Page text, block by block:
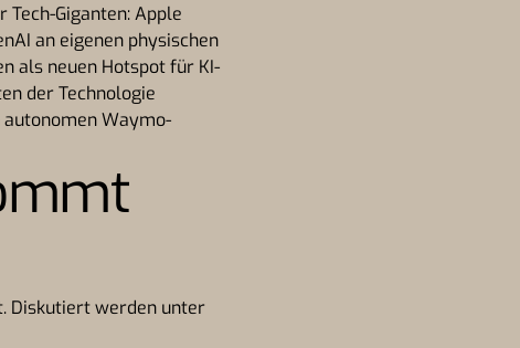
Giganten: Apple
an eigenen physischen
als neuen Hotspot für KI-
der Technologie
Waymo-
Diskutiert werden unter